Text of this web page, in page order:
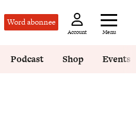
Word abonnee
Account Menu
Podcast Shop Events